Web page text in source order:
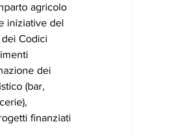
agricolo
iniziative del
Codici
dei
(bar,
finanziati